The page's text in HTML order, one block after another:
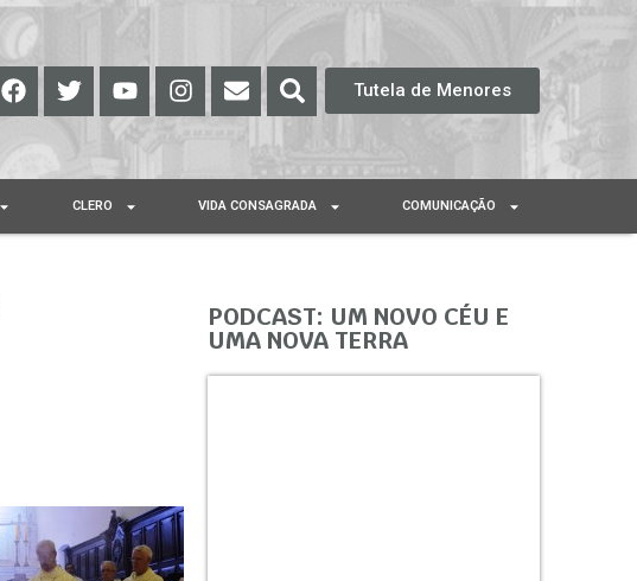
Tutela de Menores
CLERO VIDA CONSAGRADA COMUNICAÇÃO
PODCAST: UM NOVO CÉU E
UMA NOVA TERRA